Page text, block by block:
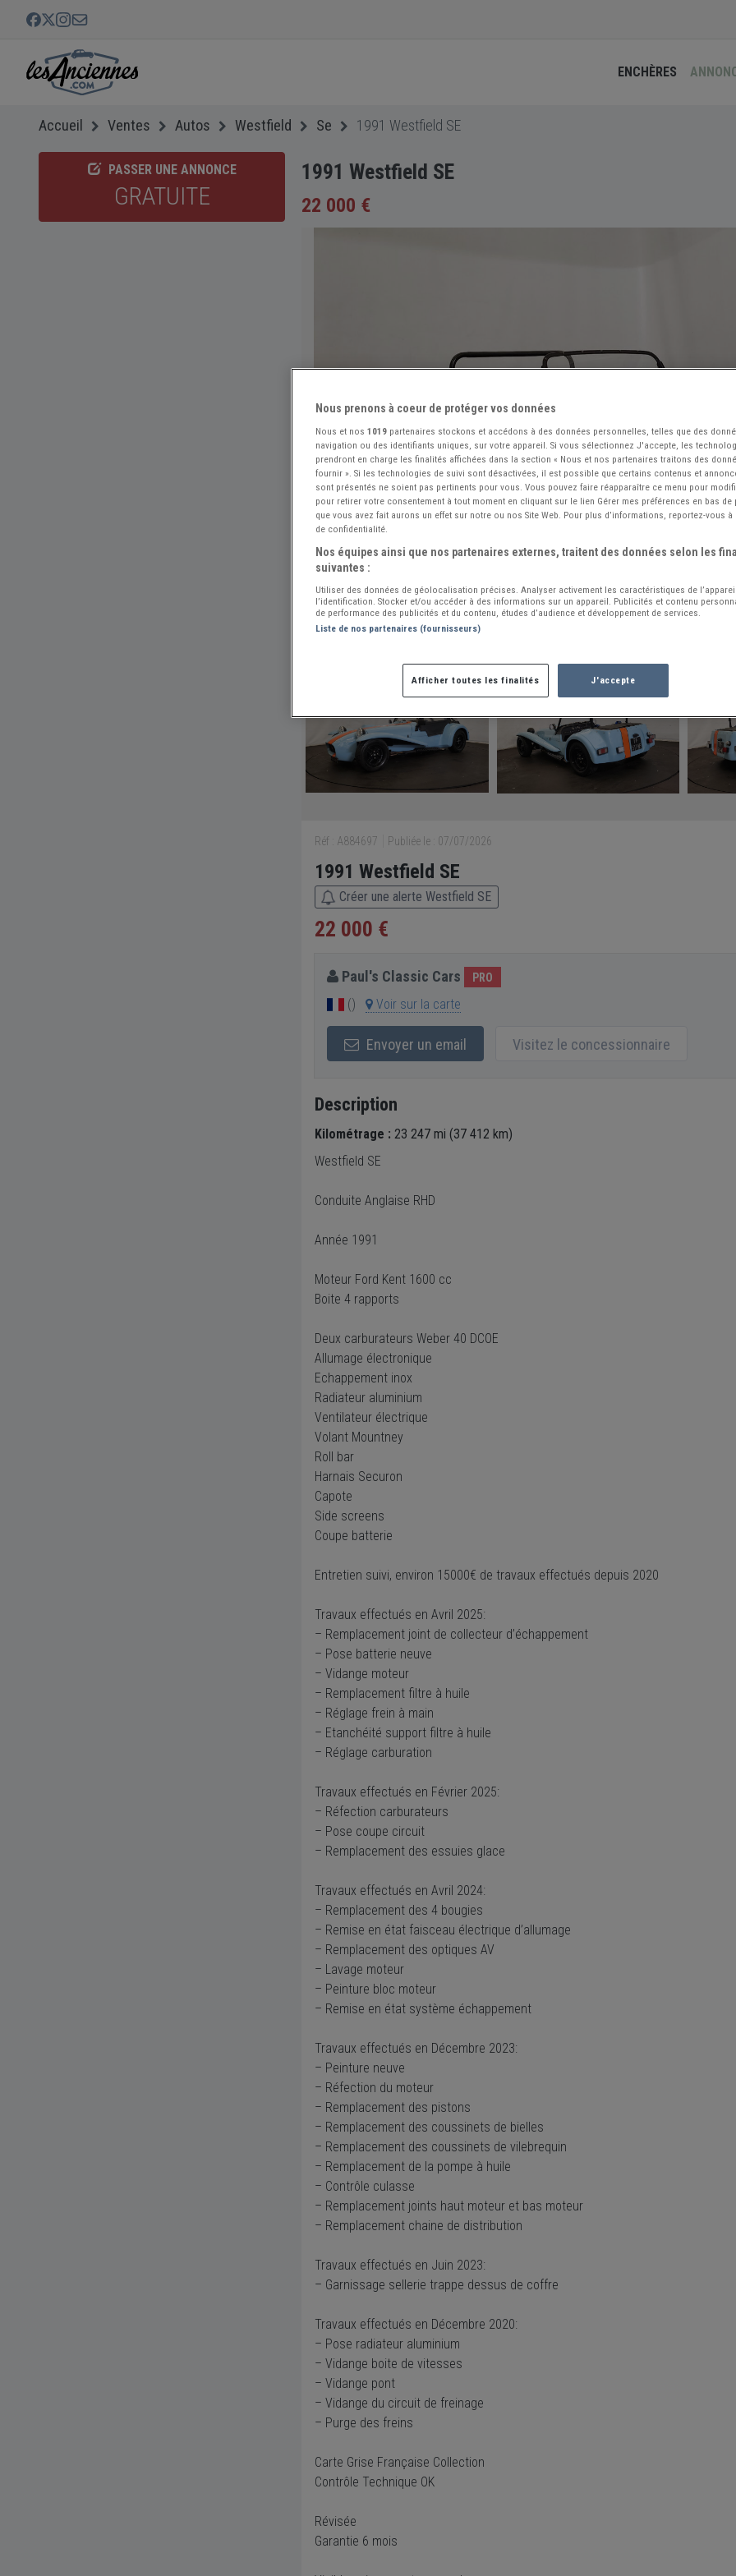
ENCHÈRES
Accueil Ventes Autos Westfield Se 1991 Westfield SE
PASSER UNE ANNONCE
GRATUITE
1991 Westfield SE
22 000 €
Réf : A884697 Publiée le : 07/07/2026
1991 Westfield SE
Créer une alerte Westfield SE
22 000 €
Paul's Classic Cars PRO
() Voir sur la carte
Envoyer un email Visitez le concessionnaire
Description
Kilométrage : 23 247 mi (37 412 km)
Westfield SE
Conduite Anglaise RHD
Année 1991
Moteur Ford Kent 1600 cc
Boite 4 rapports
Deux carburateurs Weber 40 DCOE
Allumage électronique
Echappement inox
Radiateur aluminium
Ventilateur électrique
Volant Mountney
Roll bar
Harnais Securon
Capote
Side screens
Coupe batterie
Entretien suivi, environ 15000€ de travaux effectués depuis 2020
Travaux effectués en Avril 2025:
– Remplacement joint de collecteur d’échappement
– Pose batterie neuve
– Vidange moteur
– Remplacement filtre à huile
– Réglage frein à main
– Etanchéité support filtre à huile
– Réglage carburation
Travaux effectués en Février 2025:
– Réfection carburateurs
– Pose coupe circuit
– Remplacement des essuies glace
Travaux effectués en Avril 2024:
– Remplacement des 4 bougies
– Remise en état faisceau électrique d’allumage
– Remplacement des optiques AV
– Lavage moteur
– Peinture bloc moteur
– Remise en état système échappement
Travaux effectués en Décembre 2023:
– Peinture neuve
– Réfection du moteur
– Remplacement des pistons
– Remplacement des coussinets de bielles
– Remplacement des coussinets de vilebrequin
– Remplacement de la pompe à huile
– Contrôle culasse
– Remplacement joints haut moteur et bas moteur
– Remplacement chaine de distribution
Travaux effectués en Juin 2023:
– Garnissage sellerie trappe dessus de coffre
Travaux effectués en Décembre 2020:
– Pose radiateur aluminium
– Vidange boite de vitesses
– Vidange pont
– Vidange du circuit de freinage
– Purge des freins
Carte Grise Française Collection
Contrôle Technique OK
Révisée
Garantie 6 mois
Nous prenons à coeur de protéger vos données
Nous et nos 1019 partenaires stockons et accédons à des données personnelles, telles que des
navigation ou des identifiants uniques, sur votre appareil. Si vous sélectionnez J'accepte, les
prendront en charge les finalités affichées dans la section « Nous et nos partenaires traitons des
fournir ». Si les technologies de suivi sont désactivées, il est possible que certains contenus et
sont présentés ne soient pas pertinents pour vous. Vous pouvez faire réapparaître ce menu pour
pour retirer votre consentement à tout moment en cliquant sur le lien Gérer mes préférences en bas de
que vous avez fait aurons un effet sur notre ou nos Site Web. Pour plus d’informations, reportez-vous
de confidentialité.
Nos équipes ainsi que nos partenaires externes, traitent des données selon les
suivantes :
Utiliser des données de géolocalisation précises. Analyser activement les caractéristiques de
l’identification. Stocker et/ou accéder à des informations sur un appareil. Publicités et contenu
de performance des publicités et du contenu, études d’audience et développement de services.
Liste de nos partenaires (fournisseurs)
Afficher toutes les finalités J'accepte